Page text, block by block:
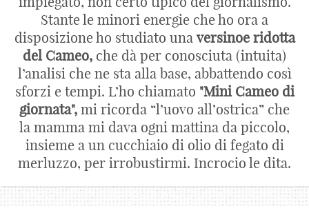
Stante le minori energie che ho ora a
disposizione ho studiato una versinoe ridotta
del Cameo, che dà per conosciuta (intuita)
l’analisi che ne sta alla base, abbattendo così
sforzi e tempi. L’ho chiamato "Mini Cameo di
giornata", mi ricorda “l’uovo all’ostrica” che
la mamma mi dava ogni mattina da piccolo,
insieme a un cucchiaio di olio di fegato di
merluzzo, per irrobustirmi. Incrocio le dita.